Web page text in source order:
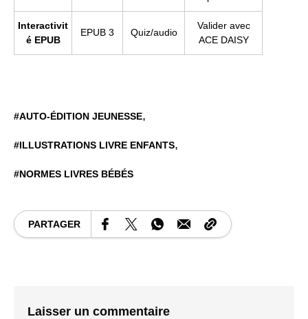
Interactivit
é EPUB
EPUB 3 Quiz/audio
Valider avec
ACE DAISY
AUTO-ÉDITION JEUNESSE
ILLUSTRATIONS LIVRE ENFANTS
NORMES LIVRES BÉBÉS
PARTAGER
Laisser un commentaire